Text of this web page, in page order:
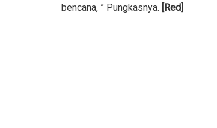
bencana, ” Pungkasnya. [Red]